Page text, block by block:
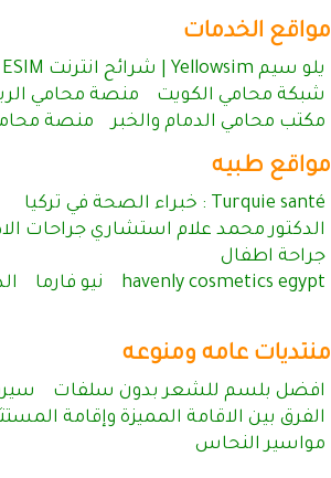
مواقع الخدمات
يلو سيم Yellowsim | شرائح انترنت ESIM لأكثر من 200 بلد حول العالم
شبكة محامي الكويت
منصة محامي
مكتب محامي الدمام والخبر
منصة
مواقع طبيه
Turquie santé : خبراء الصحة في تركيا
الدكتور محمد علام استشاري جراحات
جراحة اطفال
havenly cosmetics egypt
نيو فارما
منتديات عامه ومنوعه
افضل بلسم للشعر بدون سلفات
الفرق بين الاقامة المميزة وإقامة
مواسير النحاس